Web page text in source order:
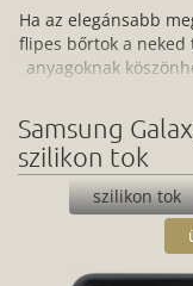
Ha az elegánsabb
flipes bőrtok a
anyagoknak
könnyen hozzáférsz
is. A könnyen
eltávolítható flipes
néz ki: vásárold
Samsung
szilikon tok
szilikon tok